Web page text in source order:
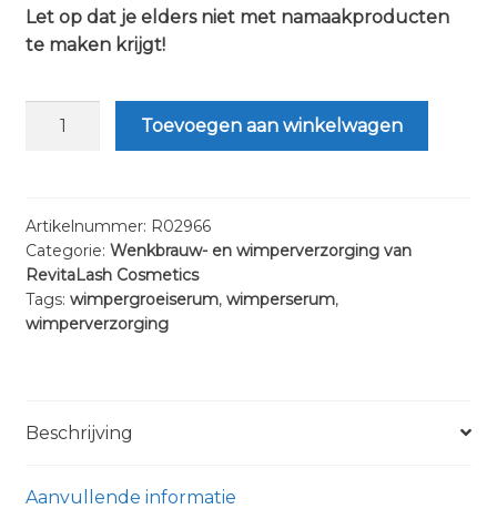
Let op dat je elders niet met namaakproducten
te maken krijgt!
RevitaLash
Wimpergroeiserum
en
-
conditioner
3.5
Toevoegen aan winkelwagen
Artikelnummer: R02966
Categorie: Wenkbrauw- en wimperverzorging van
RevitaLash Cosmetics
Tags: wimpergroeiserum, wimperserum,
wimperverzorging
Beschrijving
Aanvullende informatie